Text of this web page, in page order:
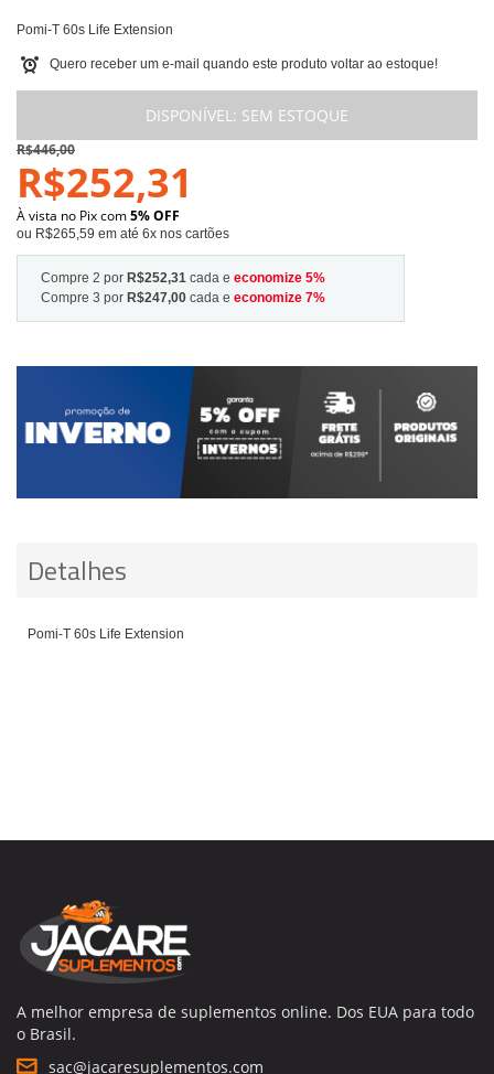
Pomi-T 60s Life Extension
Quero receber um e-mail quando este produto voltar ao estoque!
DISPONÍVEL: SEM ESTOQUE
R$446,00
R$252,31
À vista no Pix com5% OFF
ou R$265,59 em até 6x nos cartões
Compre 2 por R$252,31 cada e economize 5%
Compre 3 por R$247,00 cada e economize 7%
Detalhes
Pomi-T 60s Life Extension
A melhor empresa de suplementos online. Dos EUA para todo
o Brasil.
sac@jacaresuplementos.com